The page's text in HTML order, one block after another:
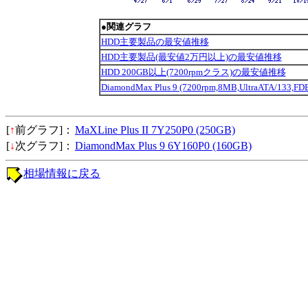
●関連グラフ
HDD主要製品の最安値推移
HDD主要製品(最安値2万円以上)の最安値推移
HDD 200GB以上(7200rpmクラス)の最安値推移
DiamondMax Plus 9 (7200rpm,8MB,UltraATA/
[↑前グラフ]： MaXLine Plus II 7Y250P0 (250GB)
[↓次グラフ]： DiamondMax Plus 9 6Y160P0 (160GB)
相場情報に戻る